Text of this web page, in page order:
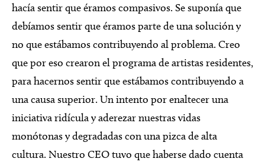
hacía sentir que éramos compasivos. Se suponía que
debíamos sentir que éramos parte de una solución y
no que estábamos contribuyendo al problema. Creo
que por eso crearon el programa de artistas residentes,
para hacernos sentir que estábamos contribuyendo a
una causa superior. Un intento por enaltecer una
iniciativa ridícula y aderezar nuestras vidas
monótonas y degradadas con una pizca de alta
cultura. Nuestro CEO tuvo que haberse dado cuenta